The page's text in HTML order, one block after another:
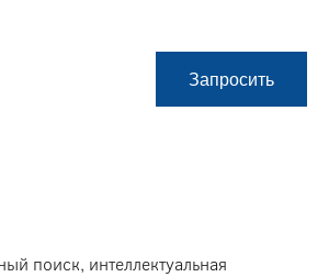
Запросить
поиск, интеллектуальная